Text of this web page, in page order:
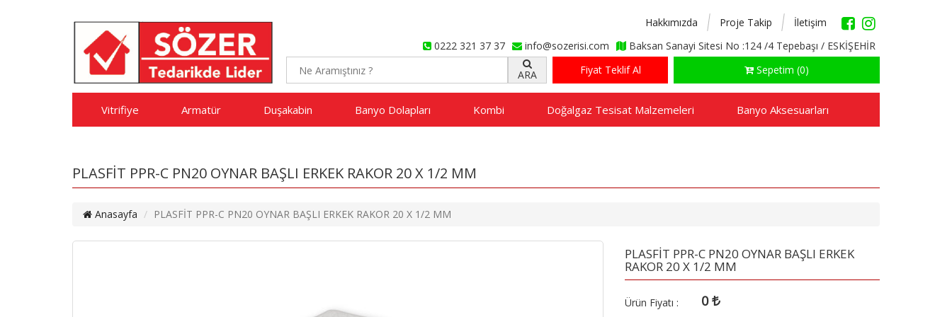
Hakkımızda Proje Takip
İletişim
0222 321 37 37
info@sozerisi.com Baksan Sanayi Sitesi No :124 /4 Tepebaşı / ESKİŞEHİR
ARA Fiyat Teklif Al Sepetim (0)
Vitrifiye Armatür Duşakabin Banyo Dolapları Kombi Doğalgaz Tesisat Malzemeleri Banyo Aksesuarları
PLASFİT PPR-C PN20 OYNAR BAŞLI ERKEK RAKOR 20 X 1/2 MM
Anasayfa PLASFİT PPR-C PN20 OYNAR BAŞLI ERKEK RAKOR 20 X 1/2 MM
PLASFİT PPR-C PN20 OYNAR BAŞLI ERKEK
RAKOR 20 X 1/2 MM
Ürün Fiyatı : 0